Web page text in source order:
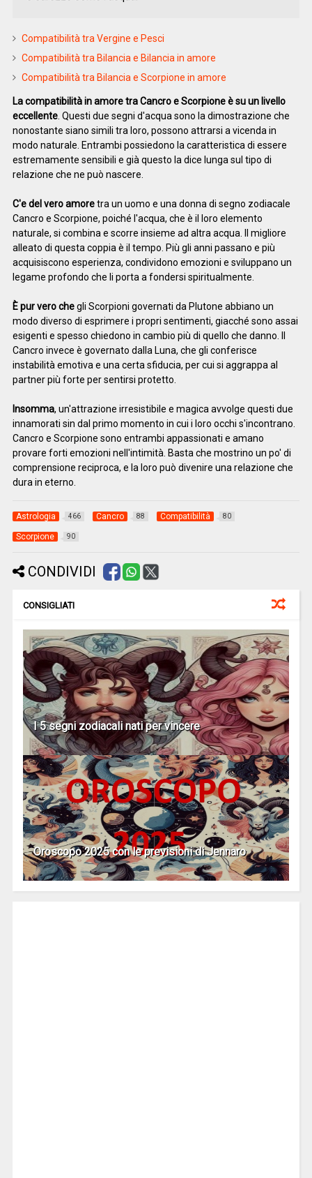
Compatibilità tra Vergine e Pesci
Compatibilità tra Bilancia e Bilancia in amore
Compatibilità tra Bilancia e Scorpione in amore
La compatibilità in amore tra Cancro e Scorpione è su un livello
eccellente. Questi due segni d'acqua sono la dimostrazione che
nonostante siano simili tra loro, possono attrarsi a vicenda in
modo naturale. Entrambi possiedono la caratteristica di essere
estremamente sensibili e già questo la dice lunga sul tipo di
relazione che ne può nascere.
C'e del vero amoretra un uomo e una donna di segno zodiacale
Cancro e Scorpione, poiché l'acqua, che è il loro elemento
naturale, si combina e scorre insieme ad altra acqua. Il migliore
alleato di questa coppia è il tempo. Più gli anni passano e più
acquisiscono esperienza, condividono emozioni e sviluppano un
legame profondo che li porta a fondersi spiritualmente.
È pur vero chegli Scorpioni governati da Plutone abbiano un
modo diverso di esprimere i propri sentimenti, giacché sono assai
esigenti e spesso chiedono in cambio più di quello che danno. Il
Cancro invece è governato dalla Luna, che gli conferisce
instabilità emotiva e una certa sfiducia, per cui si aggrappa al
partner più forte per sentirsi protetto.
Insomma, un'attrazione irresistibile e magica avvolge questi due
innamorati sin dal primo momento in cui i loro occhi s'incontrano.
Cancro e Scorpione sono entrambi appassionati e amano
provare forti emozioni nell'intimità. Basta che mostrino un po' di
comprensione reciproca, e la loro può divenire una relazione che
dura in eterno.
Astrologia 466 Cancro 88 Compatibilità 80
Scorpione 90
CONDIVIDI
CONSIGLIATI
I 5 segni zodiacali nati per vincere
Oroscopo 2025 con le previsioni di Jennaro